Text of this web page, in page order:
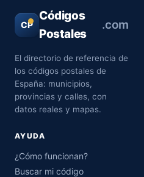
CP
Códigos
Postales
.com
El directorio de referencia de
los códigos postales de
España: municipios,
provincias y calles, con
datos reales y mapas.
AYUDA
¿Cómo funcionan?
Buscar mi código